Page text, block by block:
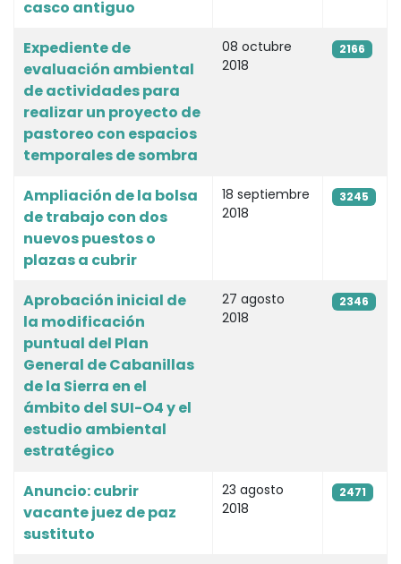
casco antiguo
Expediente de
evaluación ambiental
de actividades para
realizar un proyecto de
pastoreo con espacios
temporales de sombra
08 octubre
2018
2166
Ampliación de la bolsa
de trabajo con dos
nuevos puestos o
plazas a cubrir
18 septiembre
2018
3245
Aprobación inicial de
la modificación
puntual del Plan
General de Cabanillas
de la Sierra en el
ámbito del SUI-O4 y el
estudio ambiental
estratégico
27 agosto
2018
2346
Anuncio: cubrir
vacante juez de paz
sustituto
23 agosto
2018
2471